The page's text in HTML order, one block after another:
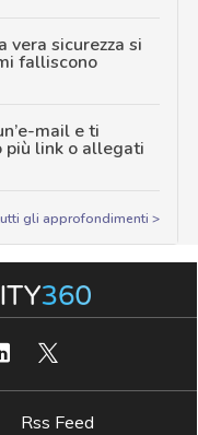
vera sicurezza si
falliscono
mail e ti
più link o allegati
gli approfondimenti >
Rss Feed